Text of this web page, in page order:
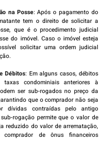
na Posse: Após o pagamento do
tem o direito de solicitar a
que é o procedimento judicial
do imóvel. Caso o imóvel esteja
solicitar uma ordem judicial
Débitos: Em alguns casos, débitos
condominiais anteriores à
ser sub-rogados no preço da
que o comprador não seja
dívidas contraídas pelo antigo
rogação permite que o valor de
reduzido do valor de arrematação,
comprador de ônus financeiros